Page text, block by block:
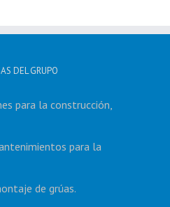
DEL GRUPO
para la construcción,
para la
de grúas.